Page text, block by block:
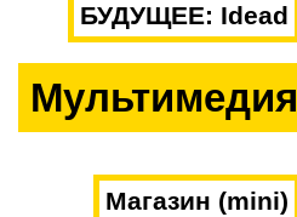
БУДУЩЕЕ: Idead
Мультимедия
Магазин (mini)